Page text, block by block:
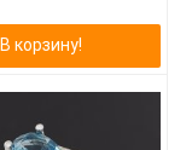
В корзину!